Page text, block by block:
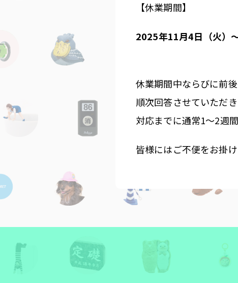
【休業期間】
2025年11月4日（火）
休業期間中ならびに前
順次回答させていただき
対応までに通常1〜2週
皆様にはご不便をお掛